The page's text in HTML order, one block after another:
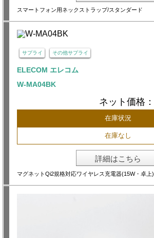
スマートフォン用ネックストラップ/スタンダード
サプライ その他サプライ
ELECOM エレコム
W-MA04BK
ネット価格：
在庫状況
在庫なし
詳細はこちら
マグネットQi2規格対応ワイヤレス充電器(15W・卓上)